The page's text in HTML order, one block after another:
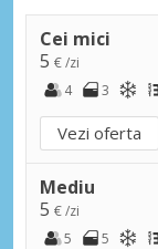
Cei mici
5 € /zi
4
3
Vezi oferta
Mediu
5 € /zi
5
5